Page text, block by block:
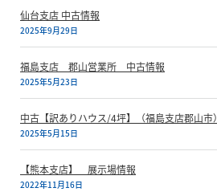
仙台支店 中古情報
2025年9月29日
福島支店 郡山営業所 中古情報
2025年5月23日
中古【訳ありハウス/4坪】（福島支店郡山市）
2025年5月15日
【熊本支店】 展示場情報
2022年11月16日